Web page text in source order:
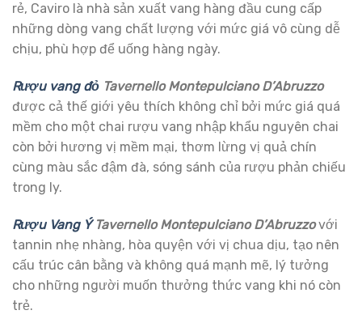
rẻ, Caviro là nhà sản xuất vang hàng đầu cung cấp
những dòng vang chất lượng với mức giá vô cùng dễ
chịu, phù hợp để uống hàng ngày.
Rượu vang đỏ Tavernello Montepulciano D’Abruzzo
được cả thế giới yêu thích không chỉ bởi mức giá quá
mềm cho một chai rượu vang nhập khẩu nguyên chai
còn bởi hương vị mềm mại, thơm lừng vị quả chín
cùng màu sắc đậm đà, sóng sánh của rượu phản chiếu
trong ly.
Rượu Vang ÝTavernello Montepulciano D’Abruzzovới
tannin nhẹ nhàng, hòa quyện với vị chua dịu, tạo nên
cấu trúc cân bằng và không quá mạnh mẽ, lý tưởng
cho những người muốn thưởng thức vang khi nó còn
trẻ.